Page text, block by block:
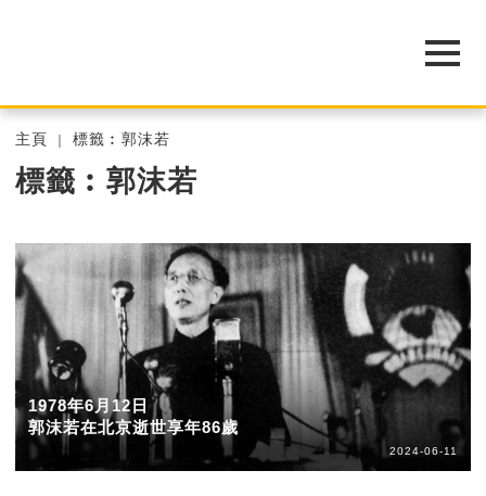
主頁 標籤︰郭沫若
標籤︰郭沫若
1978年6月12日
郭沫若在北京逝世享年86歲
2024-06-11